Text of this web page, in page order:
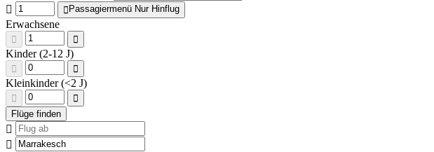
Passagiermenü Nur Hinflug
Erwachsene
Kinder (2-12 J)
Kleinkinder (<2 J)